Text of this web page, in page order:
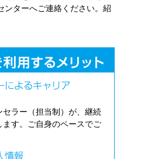
ンターへご連絡ください。紹
ラー（担当制）が、継続
す。ご自身のペースでご